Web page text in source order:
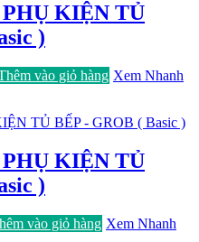
KIỆN TỦ
)
vào giỏ hàng Xem Nhanh
KIỆN TỦ
)
vào giỏ hàng Xem Nhanh